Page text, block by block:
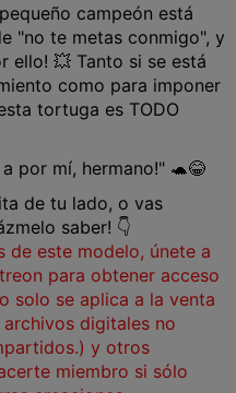
campeón está
"no te metas conmigo", y
ello! 💥 Tanto si se está
como para imponer
tortuga es TODO
por mí, hermano!" 🐢😂
de tu lado, o vas
saber! 👇
de este modelo, únete a
para obtener acceso
solo se aplica a la venta
archivos digitales no
y otros
miembro si sólo